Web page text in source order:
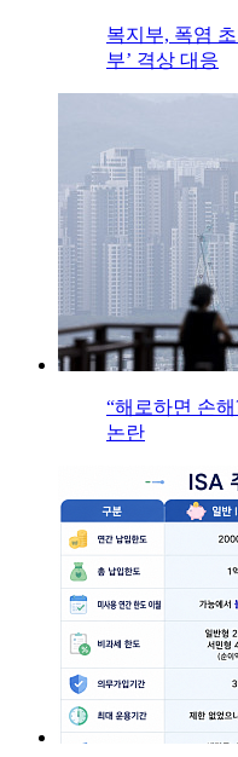
복지부, 폭염
부’ 격상 대응
“해로하면 손해
논란